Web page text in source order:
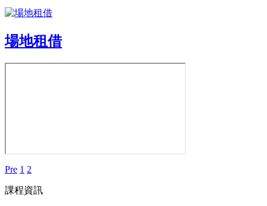
場地租借
Pre 1 2
課程資訊